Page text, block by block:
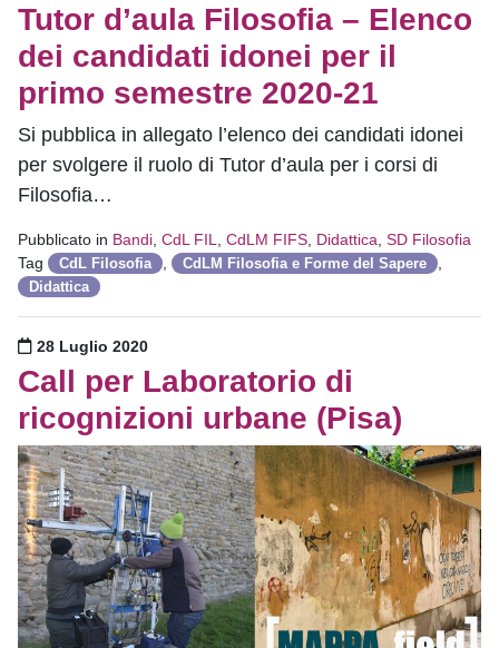
Tutor d’aula Filosofia – Elenco
dei candidati idonei per il
primo semestre 2020-21
Si pubblica in allegato l’elenco dei candidati idonei
per svolgere il ruolo di Tutor d’aula per i corsi di
Filosofia…
Pubblicato in Bandi CdL FIL CdLM FIFS Didattica SD Filosofia
Tag
CdL Filosofia CdLM Filosofia e Forme del Sapere
Didattica
Pubblicato il
28 Luglio 2020
Call per Laboratorio di
ricognizioni urbane (Pisa)